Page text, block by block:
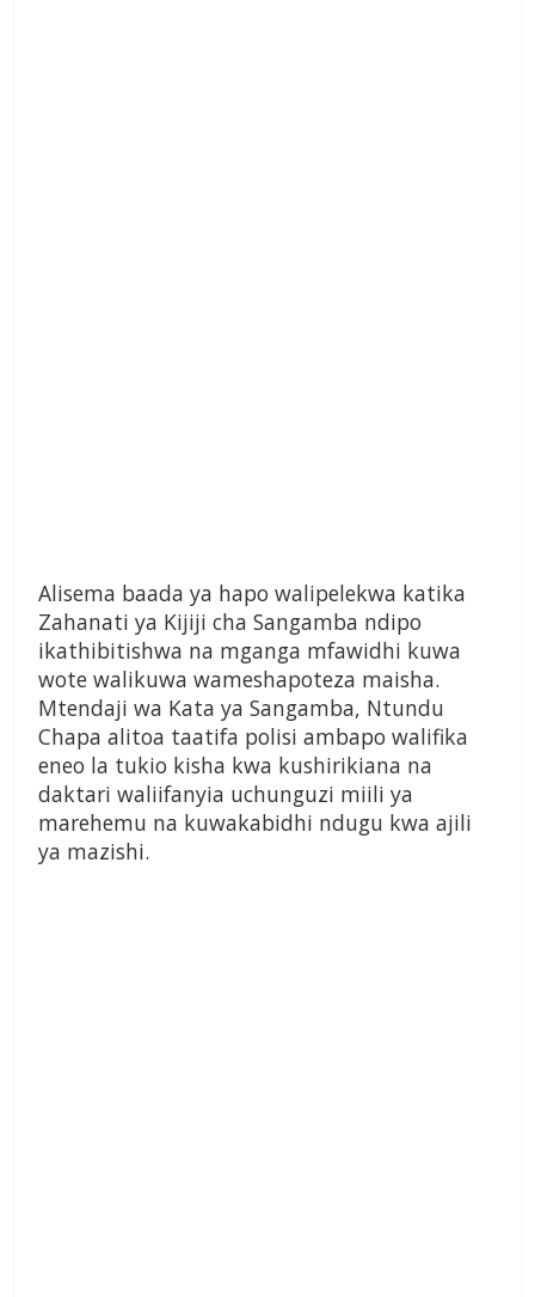
Alisema baada ya hapo walipelekwa katika
Zahanati ya Kijiji cha Sangamba ndipo
ikathibitishwa na mganga mfawidhi kuwa
wote walikuwa wameshapoteza maisha.
Mtendaji wa Kata ya Sangamba, Ntundu
Chapa alitoa taatifa polisi ambapo walifika
eneo la tukio kisha kwa kushirikiana na
daktari waliifanyia uchunguzi miili ya
marehemu na kuwakabidhi ndugu kwa ajili
ya mazishi.